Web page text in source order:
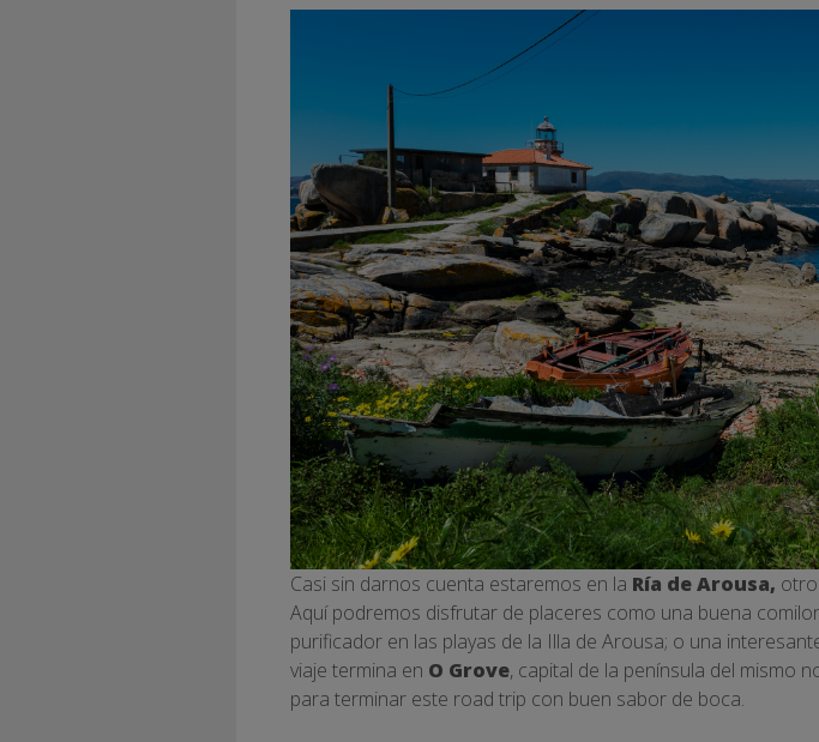
Casi sin darnos cuenta estaremos en la Ría de Arousa,
Aquí podremos disfrutar de placeres como una buena
purificador en las playas de la Illa de Arousa; o una
viaje termina en O Grove, capital de la península del mismo
para terminar este road trip con buen sabor de boca.